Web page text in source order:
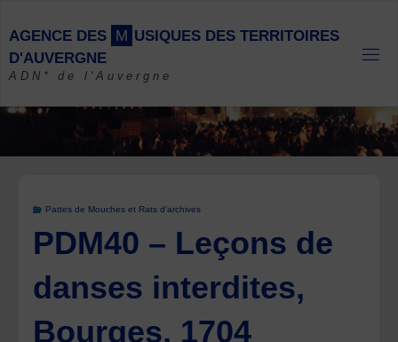
content
AGENCE DES M USIQUES DES TERRITOIRES
D'AUVERGNE
ADN* de l'Auvergne
Pattes de Mouches et Rats d'archives
PDM40 – Leçons de
danses interdites,
Bourges, 1704